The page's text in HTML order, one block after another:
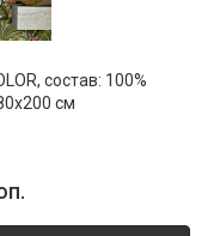
состав: 100%
см